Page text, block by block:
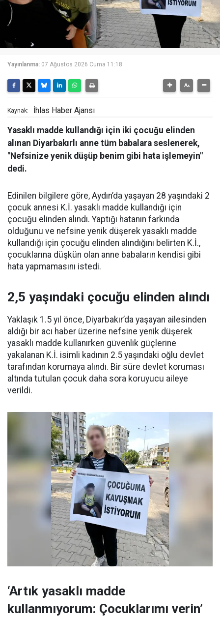
Yayınlanma: 07 Ağustos 2026 Cuma 11:18
Kaynak: İhlas Haber Ajansı
Yasaklı madde kullandığı için iki çocuğu elinden
alınan Diyarbakırlı anne tüm babalara seslenerek,
"Nefsinize yenik düşüp benim gibi hata işlemeyin"
dedi.
Edinilen bilgilere göre, Aydın’da yaşayan 28 yaşındaki 2
çocuk annesi K.İ. yasaklı madde kullandığı için
çocuğu elinden alındı. Yaptığı hatanın farkında
olduğunu ve nefsine yenik düşerek yasaklı madde
kullandığı için çocuğu elinden alındığını belirten K.İ.,
çocuklarına düşkün olan anne babaların kendisi gibi
hata yapmamasını istedi.
2,5 yaşındaki çocuğu elinden alındı
Yaklaşık 1.5 yıl önce, Diyarbakır’da yaşayan ailesinden
aldığı bir acı haber üzerine nefsine yenik düşerek
yasaklı madde kullanırken güvenlik güçlerine
yakalanan K.İ. isimli kadının 2.5 yaşındaki oğlu devlet
tarafından korumaya alındı. Bir süre devlet koruması
altında tutulan çocuk daha sora koruyucu aileye
verildi.
‘Artık yasaklı madde
kullanmıyorum: Çocuklarımı verin’